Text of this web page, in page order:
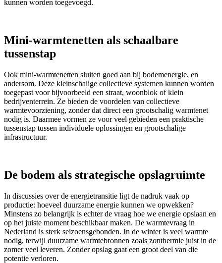
kunnen worden toegevoegd.
Mini-warmtenetten als schaalbare
tussenstap
Ook mini-warmtenetten sluiten goed aan bij bodemenergie, en
andersom. Deze kleinschalige collectieve systemen kunnen worden
toegepast voor bijvoorbeeld een straat, woonblok of klein
bedrijventerrein. Ze bieden de voordelen van collectieve
warmtevoorziening, zonder dat direct een grootschalig warmtenet
nodig is. Daarmee vormen ze voor veel gebieden een praktische
tussenstap tussen individuele oplossingen en grootschalige
infrastructuur.
De bodem als strategische opslagruimte
In discussies over de energietransitie ligt de nadruk vaak op
productie: hoeveel duurzame energie kunnen we opwekken?
Minstens zo belangrijk is echter de vraag hoe we energie opslaan en
op het juiste moment beschikbaar maken. De warmtevraag in
Nederland is sterk seizoensgebonden. In de winter is veel warmte
nodig, terwijl duurzame warmtebronnen zoals zonthermie juist in de
zomer veel leveren. Zonder opslag gaat een groot deel van die
potentie verloren.